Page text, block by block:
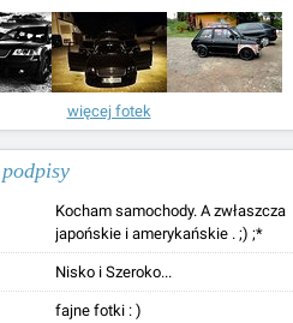
więcej fotek
Kocham samochody. A zwłaszcza
japońskie i amerykańskie . ;) ;*
Nisko i Szeroko...
fajne fotki : )